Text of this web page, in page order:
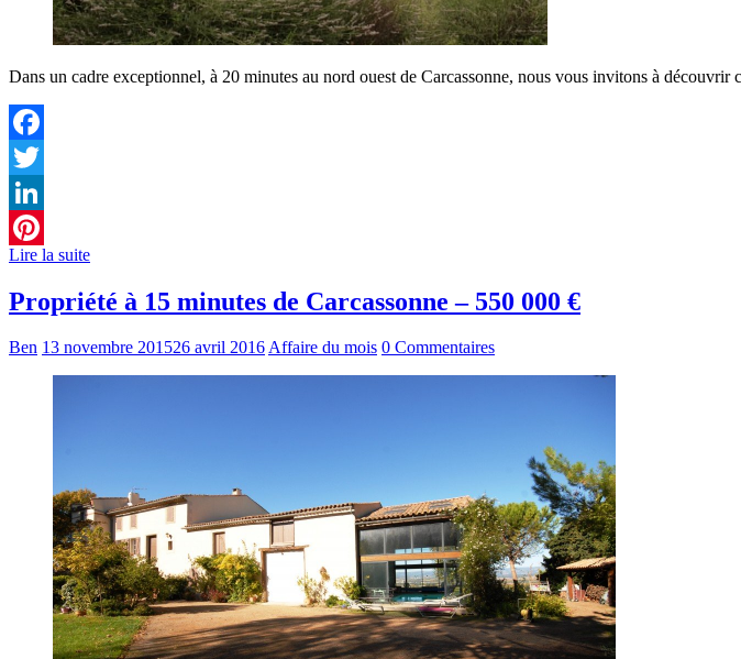
Dans un cadre exceptionnel, à 20 minutes au nord ouest de Carcassonne, nous vous invitons à découvrir
Facebook
Twitter
LinkedIn
Pinterest
Lire la suite
Propriété à 15 minutes de Carcassonne – 550 000 €
Ben 13 novembre 201526 avril 2016Affaire du mois 0 Commentaires